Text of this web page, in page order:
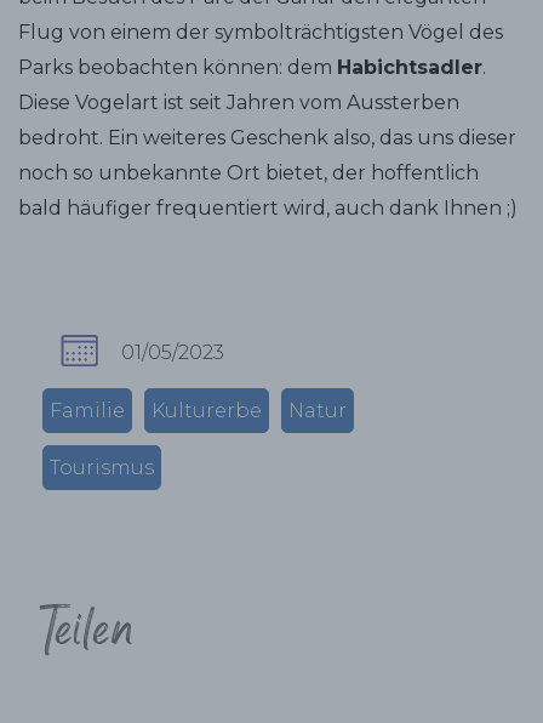
Flug von einem der symbolträchtigsten Vögel des
Parks beobachten können: dem Habichtsadler.
Diese Vogelart ist seit Jahren vom Aussterben
bedroht. Ein weiteres Geschenk also, das uns dieser
noch so unbekannte Ort bietet, der hoffentlich
bald häufiger frequentiert wird, auch dank Ihnen ;)
01/05/2023
Familie Kulturerbe Natur
Tourismus
Teilen